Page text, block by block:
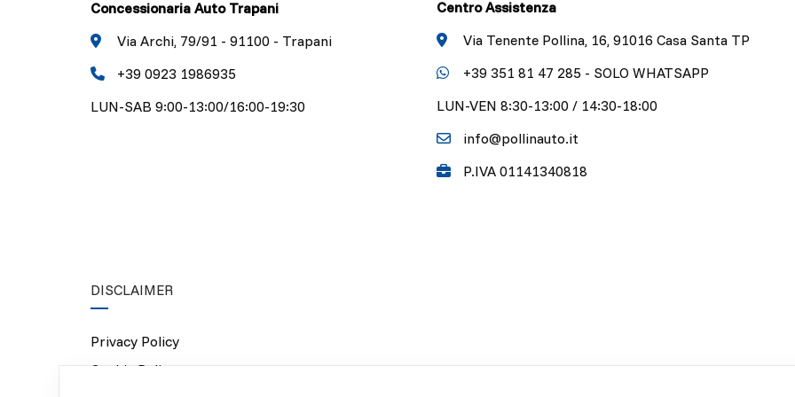
Concessionaria Auto Trapani
Via Archi, 79/91 - 91100 - Trapani
+39 0923 1986935
LUN-SAB 9:00-13:00/16:00-19:30
Centro Assistenza
Via Tenente Pollina, 16, 91016 Casa Santa TP
+39 351 81 47 285 - SOLO WHATSAPP
LUN-VEN 8:30-13:00 / 14:30-18:00
info@pollinauto.it
P.IVA 01141340818
DISCLAIMER
Privacy Policy
Cookie Policy